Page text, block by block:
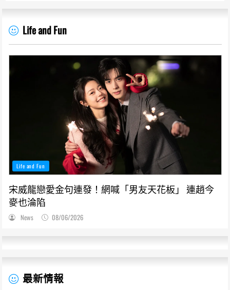
Life and Fun
Life and Fun
宋威龍戀愛金句連發！網喊「男友天花板」 連趙今
麥也淪陷
News 08/06/2026
最新情報